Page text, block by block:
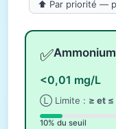
✅
<0,01 mg/L
Ⓛ Limite : ≥ et ≤
10% du seuil